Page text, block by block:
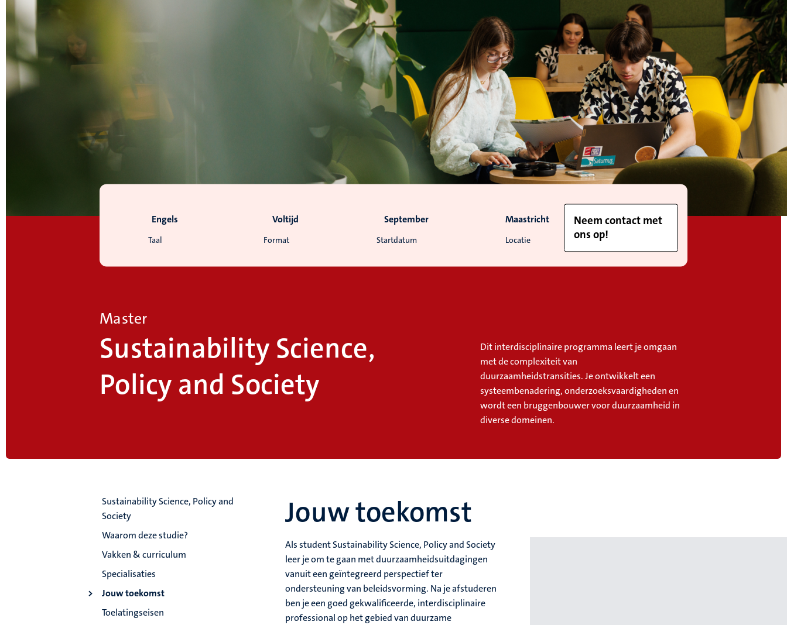
Taal
Engels
Format
Voltijd
Startdatum
September
Locatie
Maastricht
Neem contact met
ons op!
Master
Sustainability Science,
Policy and Society
Dit interdisciplinaire programma leert je omgaan
met de complexiteit van
duurzaamheidstransities. Je ontwikkelt een
systeembenadering, onderzoeksvaardigheden en
wordt een bruggenbouwer voor duurzaamheid in
diverse domeinen.
Sustainability Science, Policy and
Society
Waarom deze studie?
Vakken & curriculum
Specialisaties
Jouw toekomst
Toelatingseisen
Jouw toekomst
Als student Sustainability Science, Policy and Society
leer je om te gaan met duurzaamheidsuitdagingen
vanuit een geïntegreerd perspectief ter
ondersteuning van beleidsvorming. Na je afstuderen
ben je een goed gekwalificeerde, interdisciplinaire
professional op het gebied van duurzame